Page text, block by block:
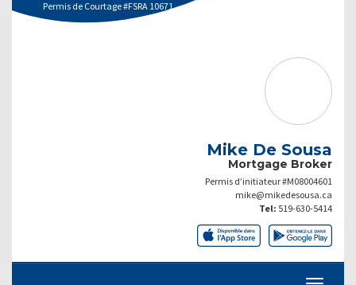
Permis de Courtage #FSRA 10671
Mike De Sousa
Mortgage Broker
Permis d’initiateur #M08004601
mike@mikedesousa.ca
Tel: 519-630-5414